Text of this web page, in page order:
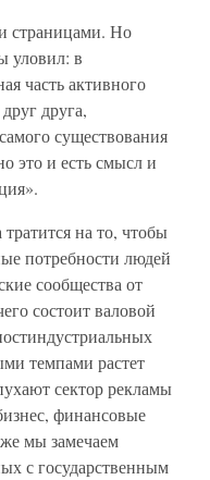
страницами. Но
уловил: в
часть активного
друга,
существования
это и есть смысл и
на то, чтобы
потребности людей
сообщества от
состоит валовой
темпами растет
сектор рекламы
финансовые
мы замечаем
с государственным